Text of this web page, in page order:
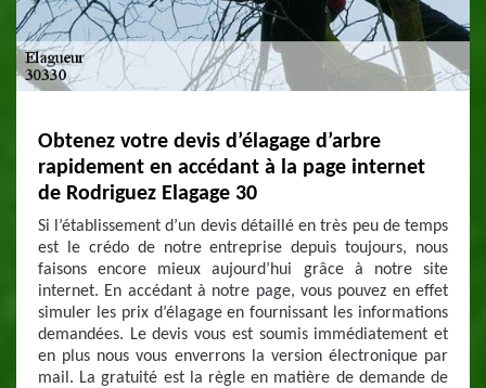
Obtenez votre devis d’élagage d’arbre
rapidement en accédant à la page internet
de Rodriguez Elagage 30
Si l’établissement d’un devis détaillé en très peu de temps
est le crédo de notre entreprise depuis toujours, nous
faisons encore mieux aujourd’hui grâce à notre site
internet. En accédant à notre page, vous pouvez en effet
simuler les prix d’élagage en fournissant les informations
demandées. Le devis vous est soumis immédiatement et
en plus nous vous enverrons la version électronique par
mail. La gratuité est la règle en matière de demande de